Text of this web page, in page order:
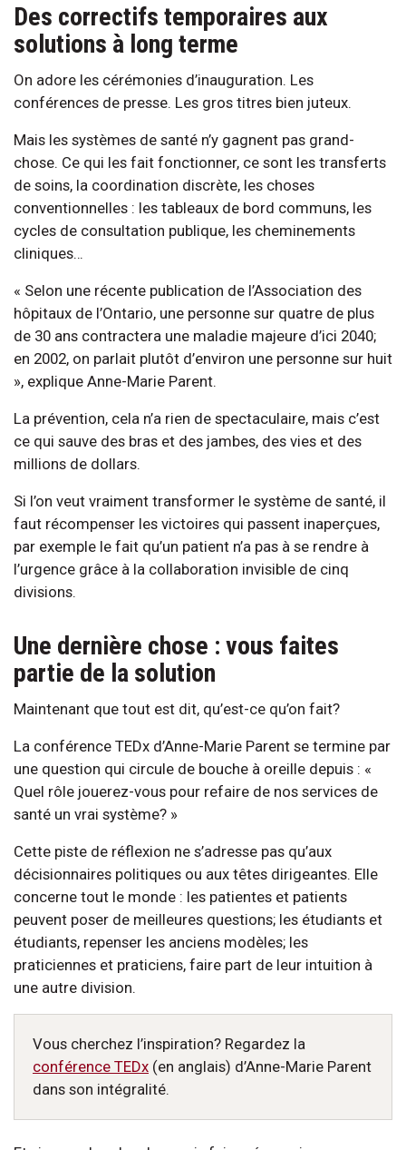
Des correctifs temporaires aux
solutions à long terme
On adore les cérémonies d’inauguration. Les
conférences de presse. Les gros titres bien juteux.
Mais les systèmes de santé n’y gagnent pas grand-
chose. Ce qui les fait fonctionner, ce sont les transferts
de soins, la coordination discrète, les choses
conventionnelles : les tableaux de bord communs, les
cycles de consultation publique, les cheminements
cliniques…
« Selon une récente publication de l’Association des
hôpitaux de l’Ontario, une personne sur quatre de plus
de 30 ans contractera une maladie majeure d’ici 2040;
en 2002, on parlait plutôt d’environ une personne sur huit
», explique Anne-Marie Parent.
La prévention, cela n’a rien de spectaculaire, mais c’est
ce qui sauve des bras et des jambes, des vies et des
millions de dollars.
Si l’on veut vraiment transformer le système de santé, il
faut récompenser les victoires qui passent inaperçues,
par exemple le fait qu’un patient n’a pas à se rendre à
l’urgence grâce à la collaboration invisible de cinq
divisions.
Une dernière chose : vous faites
partie de la solution
Maintenant que tout est dit, qu’est-ce qu’on fait?
La conférence TEDx d’Anne-Marie Parent se termine par
une question qui circule de bouche à oreille depuis : «
Quel rôle jouerez-vous pour refaire de nos services de
santé un vrai système? »
Cette piste de réflexion ne s’adresse pas qu’aux
décisionnaires politiques ou aux têtes dirigeantes. Elle
concerne tout le monde : les patientes et patients
peuvent poser de meilleures questions; les étudiants et
étudiants, repenser les anciens modèles; les
praticiennes et praticiens, faire part de leur intuition à
une autre division.
Vous cherchez l’inspiration? Regardez la
conférence TEDx (en anglais) d’Anne-Marie Parent
dans son intégralité.